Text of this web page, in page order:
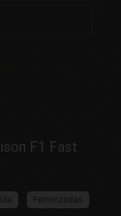
F1 Fast
Feminizadas